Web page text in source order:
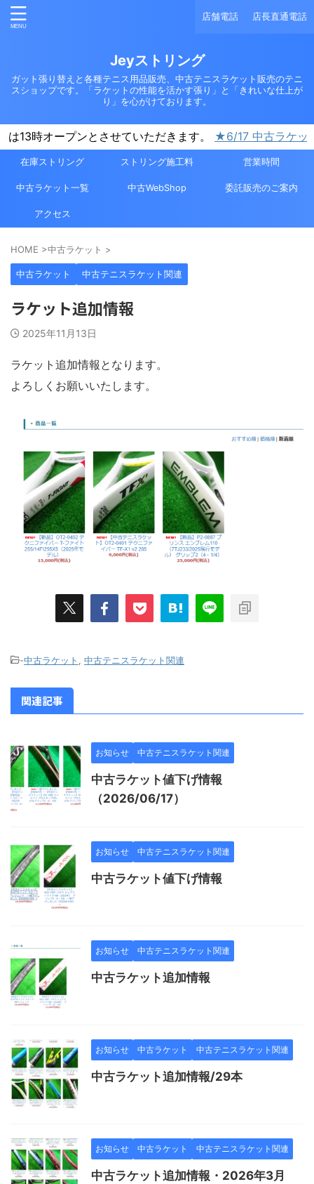
店舗電話 店長直通電話
Jeyストリング
ガット張り替えと各種テニス用品販売、中古テニスラケット販売のテニ
スショップです。「ラケットの性能を活かす張り」と「きれいな仕上が
り」を心がけております。
ンとさせていただきます。★6/17 中古ラケット値下げ情報
在庫ストリング ストリング施工料 営業時間
中古ラケット一覧 中古WebShop 委託販売のご案内
アクセス
HOME >中古ラケット >
中古ラケット 中古テニスラケット関連
ラケット追加情報
2025年11月13日
ラケット追加情報となります。
よろしくお願いいたします。
-中古ラケット 中古テニスラケット関連
関連記事
お知らせ 中古テニスラケット関連
中古ラケット値下げ情報
（2026/06/17）
お知らせ 中古テニスラケット関連
中古ラケット値下げ情報
お知らせ 中古テニスラケット関連
中古ラケット追加情報
お知らせ 中古ラケット 中古テニスラケット関連
中古ラケット追加情報/29本
お知らせ 中古ラケット 中古テニスラケット関連
中古ラケット追加情報・2026年3月